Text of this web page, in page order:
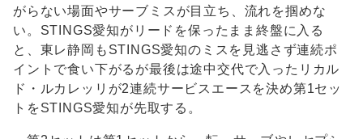
がらない場面やサーブミスが目立ち、流れを掴めな
い。STINGS愛知がリードを保ったまま終盤に入る
と、東レ静岡もSTINGS愛知のミスを見逃さず連続ポ
イントで食い下がるが最後は途中交代で入ったリカル
ド・ルカレッリが2連続サービスエースを決め第1セッ
トをSTINGS愛知が先取する。